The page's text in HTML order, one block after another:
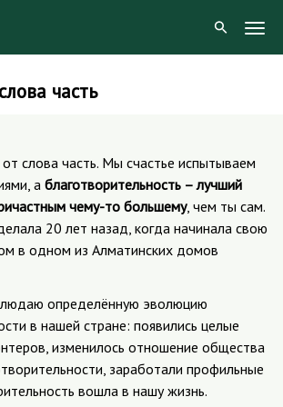
часть
слова часть. Мы счастье испытываем
а благотворительность – лучший
чему-то большему, чем ты сам.
20 лет назад, когда начинала свою
в одном из Алматинских домов
определённую эволюцию
в нашей стране: появились целые
изменилось отношение общества
заработали профильные
вошла в нашу жизнь.